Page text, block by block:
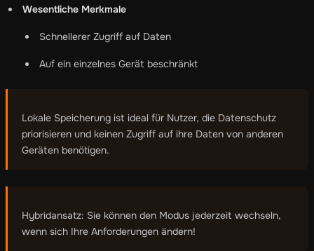
Wesentliche Merkmale
Schnellerer Zugriff auf Daten
Auf ein einzelnes Gerät beschränkt
Lokale Speicherung ist ideal für Nutzer, die Datenschutz
priorisieren und keinen Zugriff auf ihre Daten von anderen
Geräten benötigen.
Hybridansatz: Sie können den Modus jederzeit wechseln,
wenn sich Ihre Anforderungen ändern!